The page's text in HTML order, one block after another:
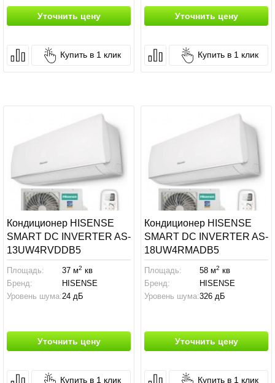
Уточнить цену
Купить в 1 клик
Уточнить цену
Купить в 1 клик
Кондиционер HISENSE
SMART DC INVERTER AS-
13UW4RVDDB5
Площадь: 37 м2 кв
Бренд:
HISENSE
Уровень шума:24 дБ
Уточнить цену
Купить в 1 клик
Кондиционер HISENSE
SMART DC INVERTER AS-
18UW4RMADB5
Площадь: 58 м2 кв
Бренд:
HISENSE
Уровень шума:326 дБ
Уточнить цену
Купить в 1 клик